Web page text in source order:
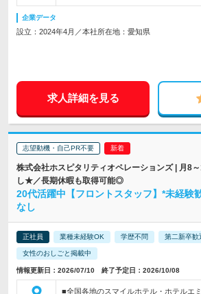
企業データ
設立：2024年4月／本社所在地：愛知県
求人詳細を見る
志望動機・自己PR不要
株式会社ホスピタリティオペレーションズ | 月8
し★／長期休暇も取得可能◎
20代活躍中【フロントスタッフ】*未経験
なし
正社員 業種未経験OK 学歴不問 第二新卒歓
女性のおしごと掲載中
情報更新日：2026/07/10 終了予定日：2026/10/08
■全国各地のスマイルホテル・ホテルエ